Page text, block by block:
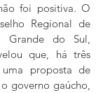
foi positiva. O
Regional de
Grande do Sul,
que, há três
proposta de
governo gaúcho,